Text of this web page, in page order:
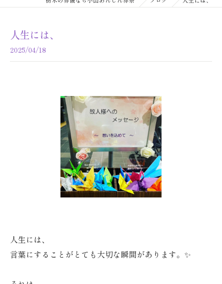
人生には、
2025/04/18
人生には、
言葉にすることがとても大切な瞬間があります。✨